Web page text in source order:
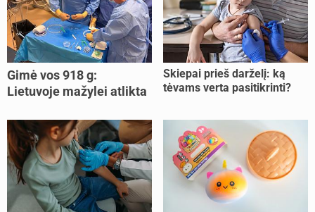
Gimė vos 918 g:
Lietuvoje mažylei atlikta
Skiepai prieš darželį: ką
tėvams verta pasitikrinti?